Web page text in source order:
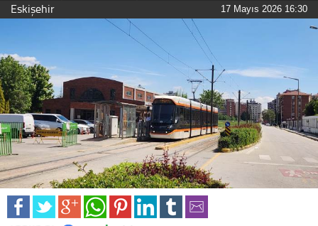
Eskişehir 17 Mayıs 2026 16:30